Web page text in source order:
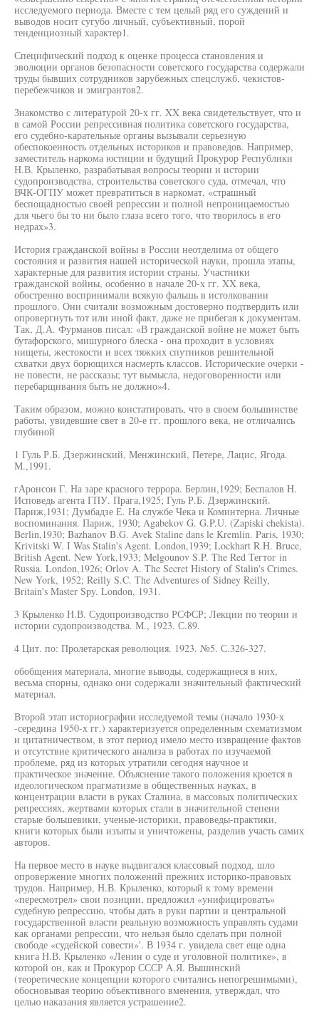
исследуемого периода. Вместе с тем целый ряд его суждений и
выводов носит сугубо личный, субъективный, порой
тенденциозный характер1.
Специфический подход к оценке процесса становления и
эволюции органов безопасности советского государства содержали
труды бывших сотрудников зарубежных спецслужб, чекистов-
перебежчиков и эмигрантов2.
Знакомство с литературой 20-х гг. XX века свидетельствует, что и
в самой России репрессивная политика советского государства,
его судебно-карательные органы вызывали серьезную
обеспокоенность отдельных историков и правоведов. Например,
заместитель наркома юстиции и будущий Прокурор Республики
Н.В. Крыленко, разрабатывая вопросы теории и истории
судопроизводства, строительства советского суда, отмечал, что
ВЧК-ОГПУ может превратиться в наркомат, «страшный
беспощадностью своей репрессии и полной непроницаемостью
для чьего бы то ни было глаза всего того, что творилось в его
недрах»3.
История гражданской войны в России неотделима от общего
состояния и развития нашей исторической науки, прошла этапы,
характерные для развития истории страны. Участники
гражданской войны, особенно в начале 20-х гг. XX века,
обостренно воспринимали всякую фальшь в истолковании
прошлого. Они считали возможным достоверно подтвердить или
опровергнуть тот или иной факт, даже не прибегая к документам.
Так, Д.А. Фурманов писал: «В гражданской войне не может быть
бутафорского, мишурного блеска - она проходит в условиях
нищеты, жестокости и всех тяжких спутников решительной
схватки двух борющихся насмерть классов. Исторические очерки -
не повести, не рассказы; тут вымысла, недоговоренности или
перебарщивания быть не должно»4.
Таким образом, можно констатировать, что в своем большинстве
работы, увидевшие свет в 20-е гг. прошлого века, не отличались
глубиной
1 Гуль Р.Б. Дзержинский, Менжинский, Петере, Лацис, Ягода.
М.,1991.
гАронсон Г. На заре красного террора. Берлин,1929; Беспалов H.
Исповедь агента ГПУ. Прага,1925; Гуль Р.Б. Дзержинский.
Париж,1931; Думбадзе Е. На службе Чека и Коминтерна. Личные
воспоминания. Париж, 1930; Agabekov G. G.P.U. (Zapiski chekista).
Berlin,1930; Bazhanov B.G. Avek Staline dans le Kremlin. Paris, 1930;
Krivitski W. I Was Stalin's Agent. London,1939; Lockhart R.H. Bruce,
British Agent. New York,1933; Melgounov S.P. The Red Тегтог in
Russia. London,1926; Orlov A. The Secret History of Stalin's Crimes.
New York, 1952; Reilly S.C. The Adventures of Sidney Reilly,
Britain's Master Spy. London, 1931.
3 Крыленко Н.В. Судопроизводство РСФСР; Лекции по теории и
истории судопроизводства. М., 1923. С.89.
4 Цит. по: Пролетарская революция. 1923. №5. С.326-327.
обобщения материала, многие выводы, содержащиеся в них,
весьма спорны, однако они содержали значительный фактический
материал.
Второй этап историографии исследуемой темы (начало 1930-х
-середина 1950-х гг.) характеризуется определенным схематизмом
и цитатничеством, в этот период имело место извращение фактов
и отсутствие критического анализа в работах по изучаемой
проблеме, ряд из которых утратили сегодня научное и
практическое значение. Объяснение такого положения кроется в
идеологическом прагматизме в общественных науках, в
концентрации власти в руках Сталина, в массовых политических
репрессиях, жертвами которых стали в значительной степени
старые большевики, ученые-историки, правоведы-практики,
книги которых были изъяты и уничтожены, разделив участь самих
авторов.
На первое место в науке выдвигался классовый подход, шло
опровержение многих положений прежних историко-правовых
трудов. Например, Н.В. Крыленко, который к тому времени
«пересмотрел» свои позиции, предложил «унифицировать»
судебную репрессию, чтобы дать в руки партии и центральной
государственной власти реальную возможность управлять судами
как органами репрессии, что нельзя было сделать при полной
свободе «судейской совести»'. В 1934 г. увидела свет еще одна
книга Н.В. Крыленко «Ленин о суде и уголовной политике», в
которой он, как и Прокурор СССР А.Я. Вышинский
(теоретические концепции которого считались непогрешимыми),
обосновывая теорию объективного вменения, утверждал, что
целью наказания является устрашение2.